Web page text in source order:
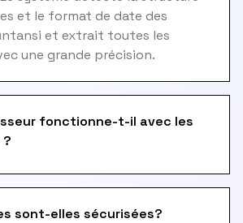
et le format de date des
et extrait toutes les
une grande précision.
fonctionne-t-il avec les
?
sont-elles sécurisées?